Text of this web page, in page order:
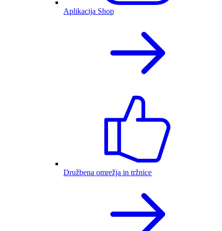
Aplikacija Shop
Družbena omrežja in tržnice